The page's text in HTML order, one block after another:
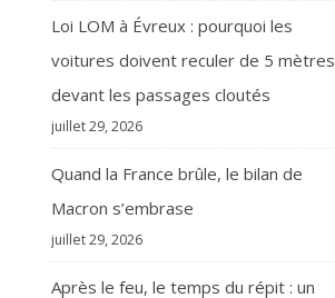
Loi LOM à Évreux : pourquoi les
voitures doivent reculer de 5 mètres
devant les passages cloutés
juillet 29, 2026
Quand la France brûle, le bilan de
Macron s’embrase
juillet 29, 2026
Après le feu, le temps du répit : un